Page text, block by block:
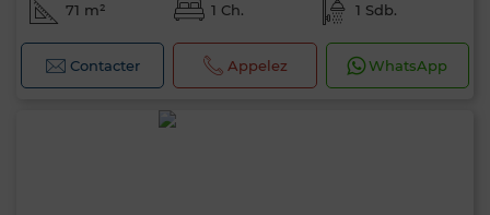
71 m² 1 Ch. 1 Sdb.
Contacter Appelez WhatsApp
vous appliquer maintenant ?